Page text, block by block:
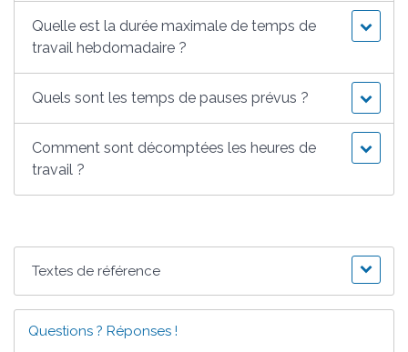
Quelle est la durée maximale de temps de
travail hebdomadaire ?
Quels sont les temps de pauses prévus ?
Comment sont décomptées les heures de
travail ?
Textes de référence
Questions ? Réponses !